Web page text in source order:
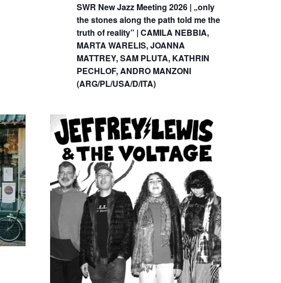
SWR New Jazz Meeting 2026 | „only
the stones along the path told me the
truth of reality” | CAMILA NEBBIA,
MARTA WARELIS, JOANNA
MATTREY, SAM PLUTA, KATHRIN
PECHLOF, ANDRO MANZONI
(ARG/PL/USA/D/ITA)